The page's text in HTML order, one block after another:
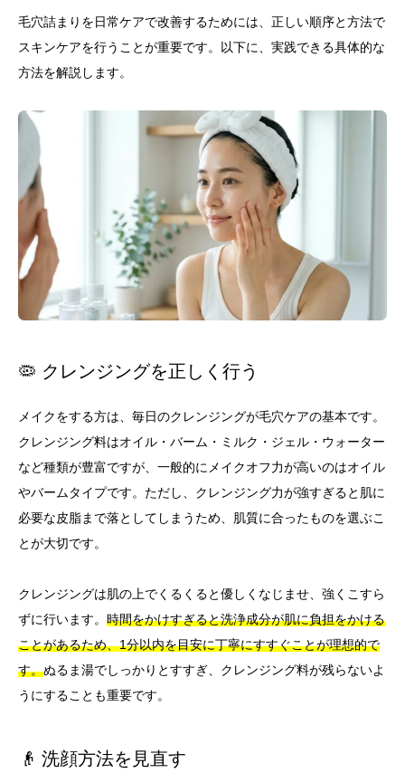
毛穴詰まりを日常ケアで改善するためには、正しい順序と方法で
スキンケアを行うことが重要です。以下に、実践できる具体的な
方法を解説します。
🦠 クレンジングを正しく行う
メイクをする方は、毎日のクレンジングが毛穴ケアの基本です。
クレンジング料はオイル・バーム・ミルク・ジェル・ウォーター
など種類が豊富ですが、一般的にメイクオフ力が高いのはオイル
やバームタイプです。ただし、クレンジング力が強すぎると肌に
必要な皮脂まで落としてしまうため、肌質に合ったものを選ぶこ
とが大切です。
クレンジングは肌の上でくるくると優しくなじませ、強くこすら
ずに行います。 時間をかけすぎると洗浄成分が肌に負担をかける
ことがあるため、1分以内を目安に丁寧にすすぐことが理想的で
す。ぬるま湯でしっかりとすすぎ、クレンジング料が残らないよ
うにすることも重要です。
👴 洗顔方法を見直す